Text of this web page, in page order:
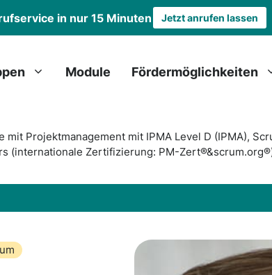
in nur 15 Minuten Jetzt anrufen lassen
Module Fördermöglichkeiten
Projektmanagement mit IPMA Level D (IPMA),
(internationale Zertifizierung: PM-